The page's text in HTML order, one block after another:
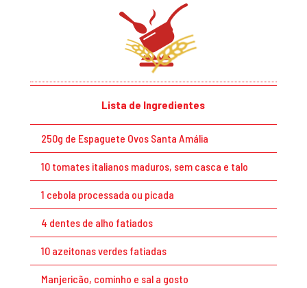
Lista de Ingredientes
250g de Espaguete Ovos Santa Amália
10 tomates italianos maduros, sem casca e talo
1 cebola processada ou picada
4 dentes de alho fatiados
10 azeitonas verdes fatiadas
Manjericão, cominho e sal a gosto